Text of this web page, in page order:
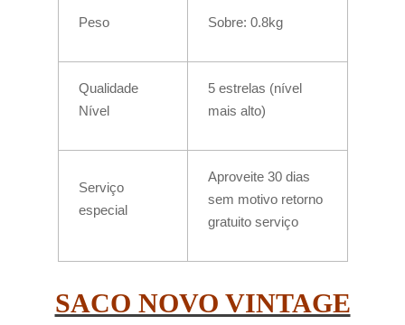
Peso Sobre: 0.8kg
Qualidade
Nível
5 estrelas (nível
mais alto)
Serviço
especial
Aproveite 30 dias
sem motivo retorno
gratuito serviço
SACO NOVO VINTAGE